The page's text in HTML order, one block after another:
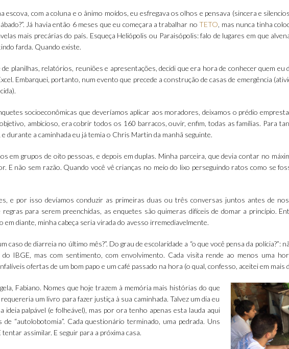
escova, com a coluna e o ânimo moídos, eu esfregava os olhos e pensava (sincera e
Já havia então 6 meses que eu começara a trabalhar noTETO, mas nunca tinha
mais precárias do país. Esqueça Heliópolis ou Paraisópolis: falo de lugares em que
farda. Quando existe.
planilhas, relatórios, reuniões e apresentações, decidi que era hora de conhecer quem eu
Embarquei, portanto, num evento que precede a construção de casas de emergência
socioeconômicas que deveríamos aplicar aos moradores, deixamos o prédio
ambicioso, era cobrir todos os 160 barracos, ouvir, enfim, todas as famílias. Para
durante a caminhada eu já temia o Chris Martin da manhã seguinte.
em grupos de oito pessoas, e depois em duplas. Minha parceira, que devia contar no
E não sem razão. Quando você vê crianças no meio do lixo perseguindo ratos como se
e por isso devíamos conduzir as primeiras duas ou três conversas juntos antes de
regras para serem preenchidas, as enquetes são quimeras difíceis de domar a princípio.
em diante, minha cabeça seria virada do avesso irremediavelmente.
caso de diarreia no último mês?”. Do grau de escolaridade a “o que você pensa da polícia?”:
IBGE, mas com sentimento, com envolvimento. Cada visita rende ao menos uma
ofertas de um bom papo e um café passado na hora (o qual, confesso, aceitei em mais
Fabiano. Nomes que hoje trazem à memória mais histórias do que
um livro para fazer justiça à sua caminhada. Talvez um dia eu
ideia palpável (e folheável), mas por ora tenho apenas esta lauda aqui
“autolobotomia”. Cada questionário terminado, uma pedrada. Uns
assimilar. E seguir para a próxima casa.